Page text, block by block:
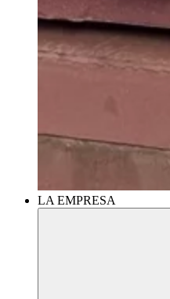
LA EMPRESA